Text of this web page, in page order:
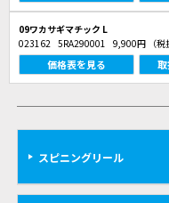
09ワカサギマチック L
023162 5RA290001 9,900円 （税
価格表を見る
スピニングリール